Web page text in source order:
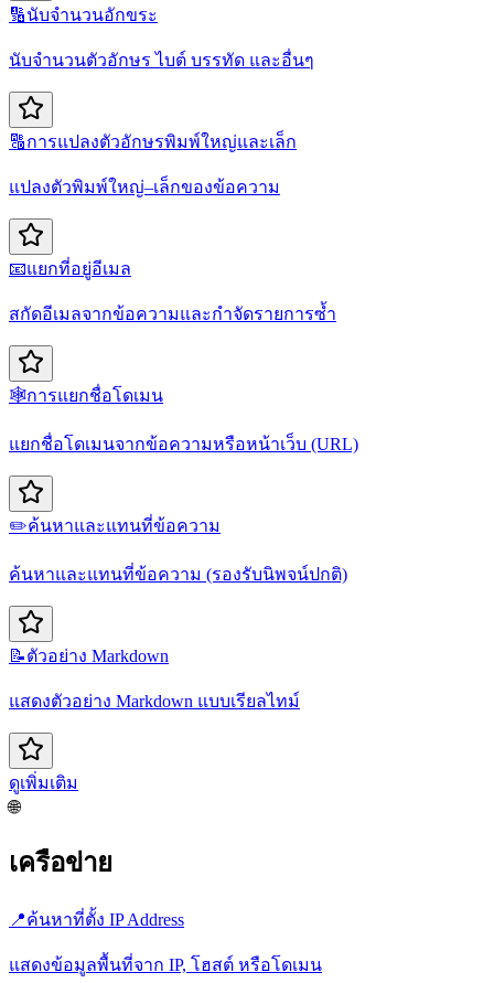
🔢นับจำนวนอักขระ
นับจำนวนตัวอักษร ไบต์ บรรทัด และอื่นๆ
🔠การแปลงตัวอักษรพิมพ์ใหญ่และเล็ก
แปลงตัวพิมพ์ใหญ่–เล็กของข้อความ
📧แยกที่อยู่อีเมล
สกัดอีเมลจากข้อความและกำจัดรายการซ้ำ
🕸️การแยกชื่อโดเมน
แยกชื่อโดเมนจากข้อความหรือหน้าเว็บ (URL)
✏️ค้นหาและแทนที่ข้อความ
ค้นหาและแทนที่ข้อความ (รองรับนิพจน์ปกติ)
📝ตัวอย่าง Markdown
แสดงตัวอย่าง Markdown แบบเรียลไทม์
ดูเพิ่มเติม
🌐
เครือข่าย
📍ค้นหาที่ตั้ง IP Address
แสดงข้อมูลพื้นที่จาก IP, โฮสต์ หรือโดเมน